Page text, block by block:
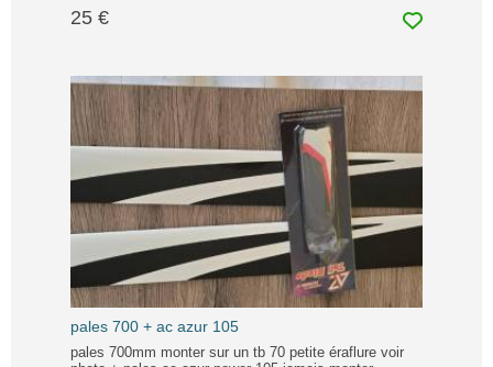
25 €
pales 700 + ac azur 105
pales 700mm monter sur un tb 70 petite éraflure voir